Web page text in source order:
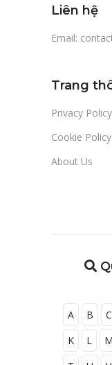
Liên hệ
Email:
Trang
Privacy Policy
Cookie Policy
About Us
A
B C
K
L M